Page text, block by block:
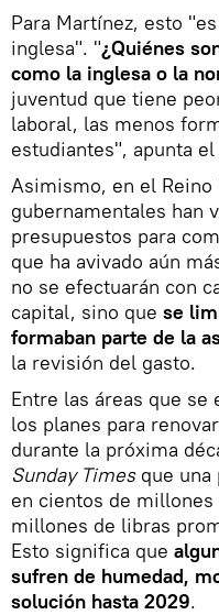
Para Martínez, esto
inglesa". "¿Quiénes
como la inglesa o la
juventud que tiene
laboral, las menos
estudiantes", apunta
Asimismo, en el
gubernamentales han
presupuestos para
que ha avivado aún
no se efectuarán con
capital, sino que se
formaban parte de la
la revisión del gasto.
Entre las áreas que
los planes para
durante la próxima
Sunday Timesque una
en cientos de
millones de libras
Esto significa que
sufren de humedad,
solución hasta 2029.